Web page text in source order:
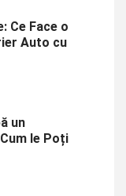
Ce Face o
Auto cu
un
le Poți